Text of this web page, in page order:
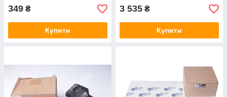
349 ₴
Купити
3 535 ₴
Купити